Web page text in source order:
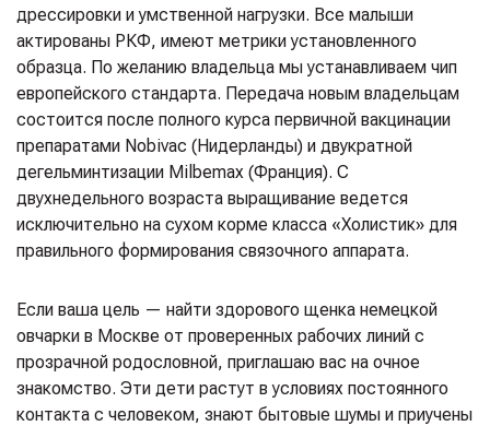
дрессировки и умственной нагрузки. Все малыши
актированы РКФ, имеют метрики установленного
образца. По желанию владельца мы устанавливаем чип
европейского стандарта. Передача новым владельцам
состоится после полного курса первичной вакцинации
препаратами Nobivac (Нидерланды) и двукратной
дегельминтизации Milbemax (Франция). С
двухнедельного возраста выращивание ведется
исключительно на сухом корме класса «Холистик» для
правильного формирования связочного аппарата.
Если ваша цель — найти здорового щенка немецкой
овчарки в Москве от проверенных рабочих линий с
прозрачной родословной, приглашаю вас на очное
знакомство. Эти дети растут в условиях постоянного
контакта с человеком, знают бытовые шумы и приучены